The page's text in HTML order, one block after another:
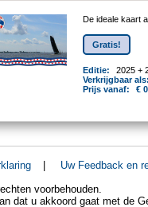
De ideale kaart
Gratis!
Editie:
2025 +
Verkrijgbaar
Prijs vanaf:
€
|
Uw Feedback en
voorbehouden.
dat u akkoord gaat met de